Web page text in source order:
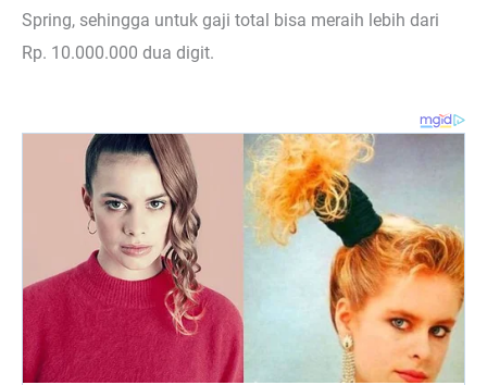
Spring, sehingga untuk gaji total bisa meraih lebih dari
Rp. 10.000.000 dua digit.